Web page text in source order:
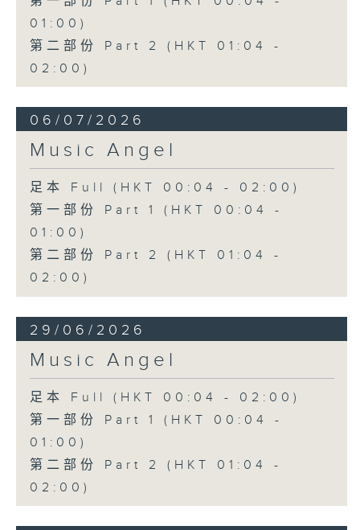
01:00)
第二部份 Part 2 (HKT 01:04 -
02:00)
06/07/2026
Music Angel
足本 Full (HKT 00:04 - 02:00)
第一部份 Part 1 (HKT 00:04 -
01:00)
第二部份 Part 2 (HKT 01:04 -
02:00)
29/06/2026
Music Angel
足本 Full (HKT 00:04 - 02:00)
第一部份 Part 1 (HKT 00:04 -
01:00)
第二部份 Part 2 (HKT 01:04 -
02:00)